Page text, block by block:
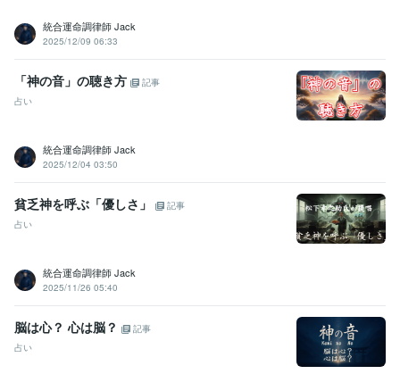
統合運命調律師 Jack
2025/12/09 06:33
「神の音」の聴き方
記事
占い
統合運命調律師 Jack
2025/12/04 03:50
貧乏神を呼ぶ「優しさ」
記事
占い
統合運命調律師 Jack
2025/11/26 05:40
脳は心？ 心は脳？
記事
占い